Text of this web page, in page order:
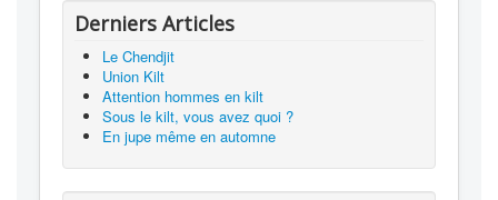
Derniers Articles
Le Chendjit
Union Kilt
Attention hommes en kilt
Sous le kilt, vous avez quoi ?
En jupe même en automne